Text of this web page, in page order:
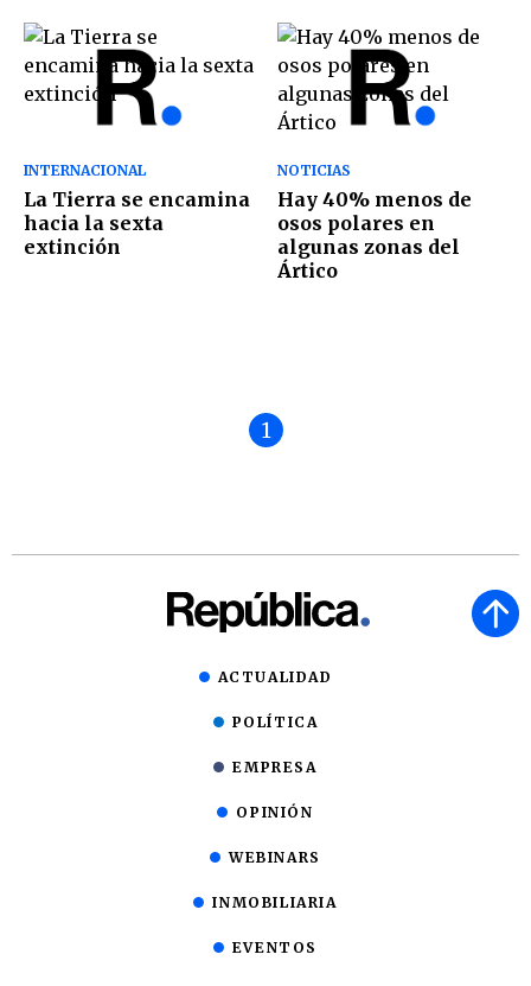
INTERNACIONAL
La Tierra se encamina
hacia la sexta
extinción
NOTICIAS
Hay 40% menos de
osos polares en
algunas zonas del
Ártico
1
ACTUALIDAD
POLÍTICA
EMPRESA
OPINIÓN
WEBINARS
INMOBILIARIA
EVENTOS